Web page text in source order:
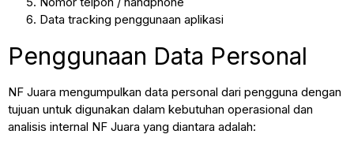
Data tracking penggunaan aplikasi
Penggunaan Data Personal
NF Juara mengumpulkan data personal dari pengguna dengan
tujuan untuk digunakan dalam kebutuhan operasional dan
analisis internal NF Juara yang diantara adalah: